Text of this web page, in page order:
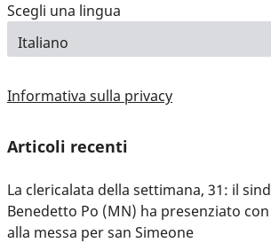
Scegli una lingua
Informativa sulla privacy
Articoli recenti
La clericalata della settimana, 31: il
Benedetto Po (MN) ha presenziato
alla messa per san Simeone